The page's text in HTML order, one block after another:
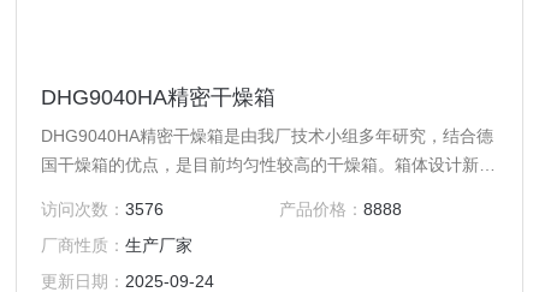
DHG9040HA精密干燥箱
DHG9040HA精密干燥箱是由我厂技术小组多年研究，结合德
国干燥箱的优点，是目前均匀性较高的干燥箱。箱体设计新型
访问次数：3576 产品价格： 8888
厂商性质：生产厂家
更新日期： 2025-09-24